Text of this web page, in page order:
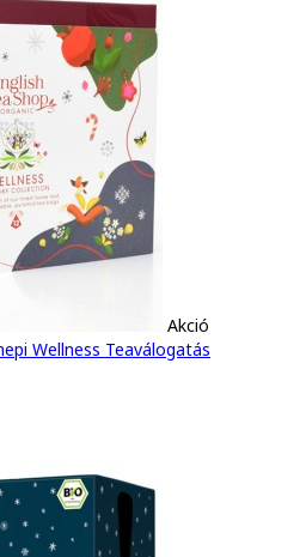
Akció
Wellness Teaválogatás